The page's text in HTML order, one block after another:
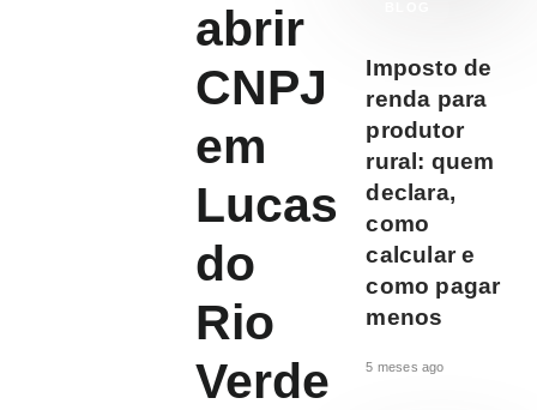
abrir
CNPJ
em
Lucas
do
Rio
Verde
Imposto de
renda para
produtor
rural: quem
declara,
como
calcular e
como pagar
menos
5 meses ago